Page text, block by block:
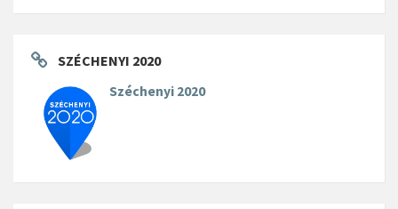
SZÉCHENYI 2020
Széchenyi 2020